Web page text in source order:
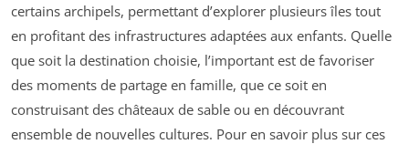
certains archipels, permettant d’explorer plusieurs îles tout
en profitant des infrastructures adaptées aux enfants. Quelle
que soit la destination choisie, l’important est de favoriser
des moments de partage en famille, que ce soit en
construisant des châteaux de sable ou en découvrant
ensemble de nouvelles cultures. Pour en savoir plus sur ces